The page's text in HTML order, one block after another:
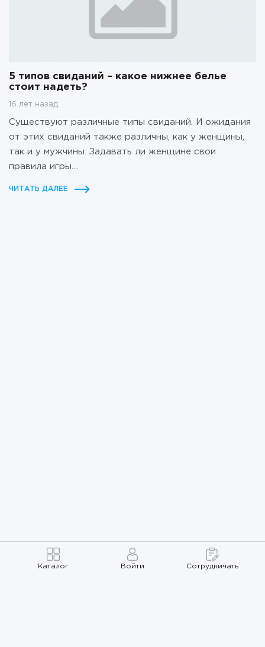
Каталог Войти Сотрудничать
5 типов свиданий – какое нижнее белье
стоит надеть?
16 лет назад
Существуют различные типы свиданий. И ожидания
от этих свиданий также различны, как у женщины,
так и у мужчины. Задавать ли женщине свои
правила игры....
ЧИТАТЬ ДАЛЕЕ